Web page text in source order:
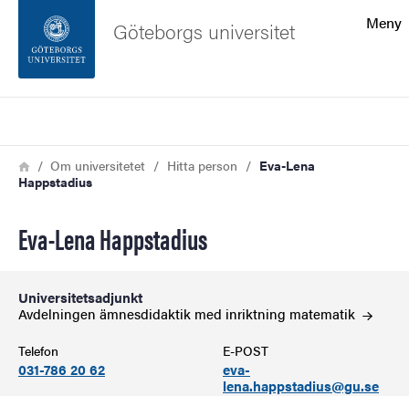
Sidfoten
Om webbplatsen
Meny
Göteborgs universitet
Länkstig
HemOm universitetet Hitta person
Eva-Lena
Happstadius
Eva-Lena Happstadius
Universitetsadjunkt
Avdelningen ämnesdidaktik med inriktning matematik
Telefon
031-786 20 62
E-POST
eva-
lena.happstadius@gu.se